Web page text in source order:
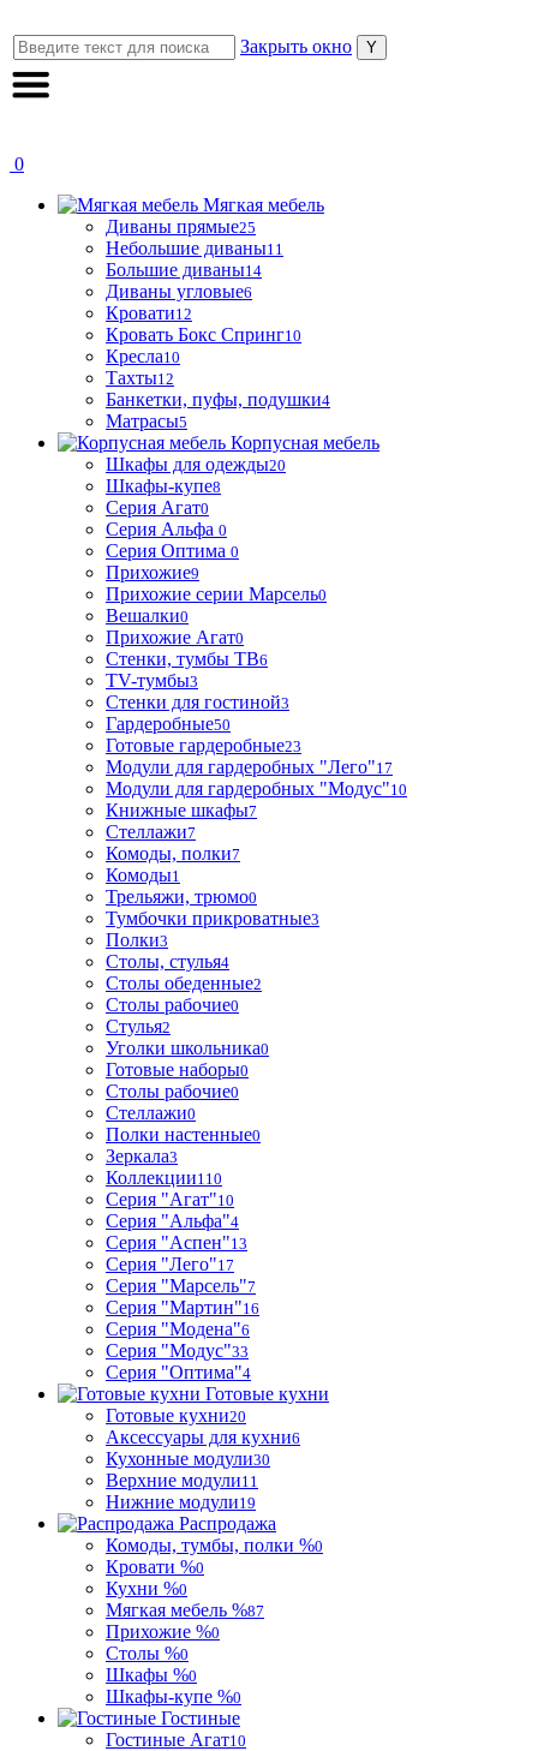
Закрыть окно
0
Мягкая мебель
Диваны прямые25
Небольшие диваны11
Большие диваны14
Диваны угловые6
Кровати12
Кровать Бокс Спринг10
Кресла10
Тахты12
Банкетки, пуфы, подушки4
Матрасы5
Корпусная мебель
Шкафы для одежды20
Шкафы-купе8
Серия Агат0
Серия Альфа 0
Серия Оптима 0
Прихожие9
Прихожие серии Марсель0
Вешалки0
Прихожие Агат0
Стенки, тумбы ТВ6
TV-тумбы3
Стенки для гостиной3
Гардеробные50
Готовые гардеробные23
Модули для гардеробных "Лего"17
Модули для гардеробных "Модус"10
Книжные шкафы7
Стеллажи7
Комоды, полки7
Комоды1
Трельяжи, трюмо0
Тумбочки прикроватные3
Полки3
Столы, стулья4
Столы обеденные2
Столы рабочие0
Стулья2
Уголки школьника0
Готовые наборы0
Столы рабочие0
Стеллажи0
Полки настенные0
Зеркала3
Коллекции110
Серия "Агат"10
Серия "Альфа"4
Серия "Аспен"13
Серия "Лего"17
Серия "Марсель"7
Серия "Мартин"16
Серия "Модена"6
Серия "Модус"33
Серия "Оптима"4
Готовые кухни
Готовые кухни20
Аксессуары для кухни6
Кухонные модули30
Верхние модули11
Нижние модули19
Распродажа
Комоды, тумбы, полки %0
Кровати %0
Кухни %0
Мягкая мебель %87
Прихожие %0
Столы %0
Шкафы %0
Шкафы-купе %0
Гостиные
Гостиные Агат10